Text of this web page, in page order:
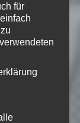
für